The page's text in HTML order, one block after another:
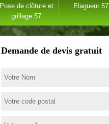
Pose de clôture et
grillage 57
Elagueur 57
Demande de devis gratuit